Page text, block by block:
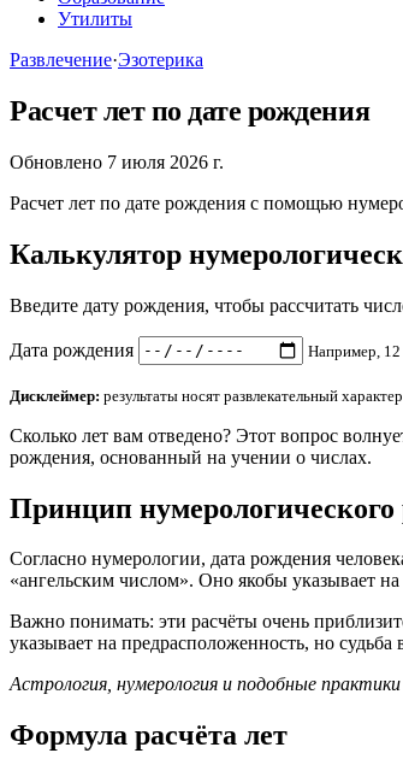
Утилиты
Развлечение·Эзотерика
Расчет лет по дате рождения
Обновлено 7 июля 2026 г.
Расчет лет по дате рождения с помощью
Калькулятор
Введите дату рождения, чтобы рассчитать
Дата рождения Например, 12
Дисклеймер: результаты носят развлекательный
Сколько лет вам отведено? Этот вопрос
рождения, основанный на учении о числах.
Принцип нумерологического
Согласно нумерологии, дата рождения
«ангельским числом». Оно якобы указывает
Важно понимать: эти расчёты очень
указывает на предрасположенность, но судьба
Астрология, нумерология и подобные
Формула расчёта лет